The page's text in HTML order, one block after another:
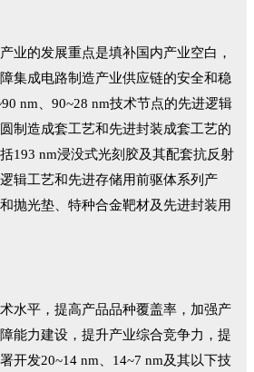
业的发展重点是填补国内产业空白，
集成电路制造产业供应链的安全和稳
nm、90~28 nm技术节点的先进逻辑
制造成套工艺和先进封装成套工艺的
193 nm浸没式光刻胶及其配套抗反射
辑工艺和先进存储用前驱体系列产
抛光垫、特种合金靶材及先进封装用
水平，提高产品品种覆盖率，加强产
能力建设，提升产业综合竞争力，提
开发20~14 nm、14~7 nm及其以下技